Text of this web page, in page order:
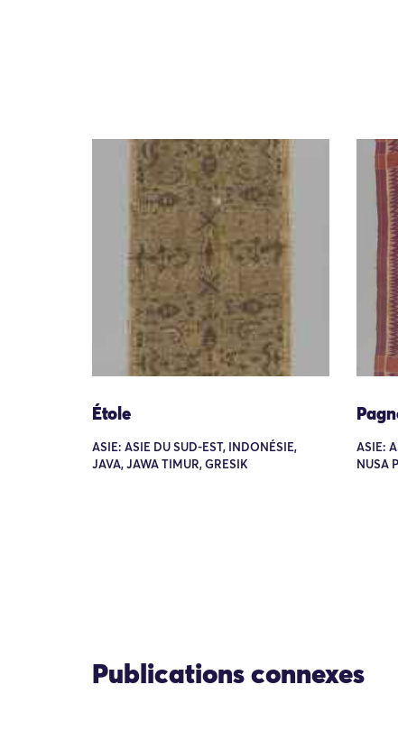
Étole
ASIE: ASIE DU SUD-EST, INDONÉSIE,
JAVA, JAWA TIMUR, GRESIK
ASIE:
NUSA
Publications connexes